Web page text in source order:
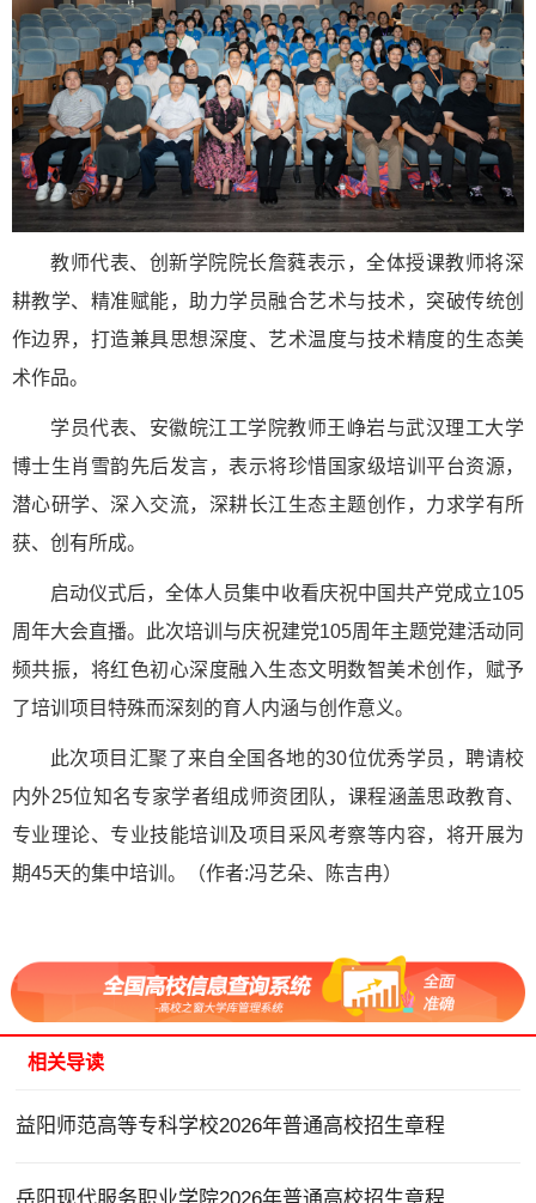
教师代表、创新学院院长詹蕤表示，全体授课教师将深
耕教学、精准赋能，助力学员融合艺术与技术，突破传统创
作边界，打造兼具思想深度、艺术温度与技术精度的生态美
术作品。
学员代表、安徽皖江工学院教师王峥岩与武汉理工大学
博士生肖雪韵先后发言，表示将珍惜国家级培训平台资源，
潜心研学、深入交流，深耕长江生态主题创作，力求学有所
获、创有所成。
启动仪式后，全体人员集中收看庆祝中国共产党成立105
周年大会直播。此次培训与庆祝建党105周年主题党建活动同
频共振，将红色初心深度融入生态文明数智美术创作，赋予
了培训项目特殊而深刻的育人内涵与创作意义。
此次项目汇聚了来自全国各地的30位优秀学员，聘请校
内外25位知名专家学者组成师资团队，课程涵盖思政教育、
专业理论、专业技能培训及项目采风考察等内容，将开展为
期45天的集中培训。（作者:冯艺朵、陈吉冉）
相关导读
益阳师范高等专科学校2026年普通高校招生章程
岳阳现代服务职业学院2026年普通高校招生章程